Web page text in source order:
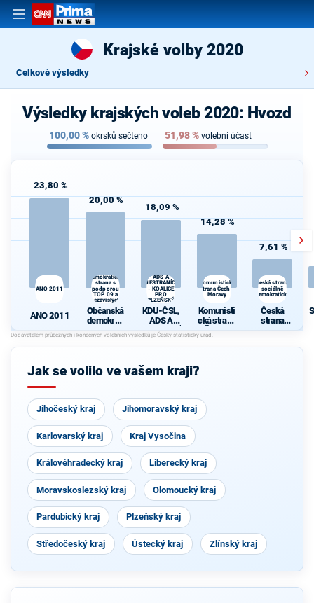
Krajské volby 2020
Celkové výsledky
Výsledky krajských voleb 2020: Hvozd
100,00% okrsků sečteno 51,98% volební účast
23,80 %
ANO 2011
ANO 2011
20,00 %
demokratická
strana s
podporou
TOP 09 a
nezávislých
starostů
Občanská
demokrati
cká strana
s podporou
TOP 09 a
h starostů
18,09 %
ADS A
NESTRANÍCI
- KOALICE
PRO
PLZEŇSKÝ
KRAJ
KDU-ČSL,
ADS A
NESTRANÍ
CI -
KOALICE
PLZEŇSK
14,28 %
Komunistická
strana Čech a
Moravy
Komunisti
cká strana
Čech a
Moravy
7,61 %
Česká strana
sociálně
demokratická
Česká
strana
sociálně
cká
Jak se volilo ve vašem kraji?
Jihočeský kraj Jihomoravský kraj
Karlovarský kraj Kraj Vysočina
Královéhradecký kraj Liberecký kraj
Moravskoslezský kraj Olomoucký kraj
Pardubický kraj Plzeňský kraj
Středočeský kraj Ústecký kraj Zlínský kraj